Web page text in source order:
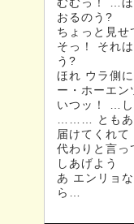
おるのう?
ちょっと見せ
そっ！ それ
う?
ほれ ウラ側
ー・ホーエン
いつッ！ …
……… ともあ
届けてくれ
代わりと言っ
しあげよう
あ エンリョ
ら…